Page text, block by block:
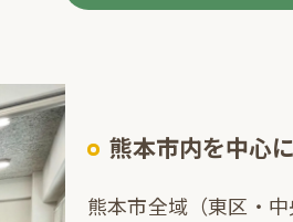
熊本市内を中心
熊本市全域（東区・